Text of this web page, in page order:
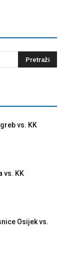
vs. KK
vs. KK
Osijek vs.